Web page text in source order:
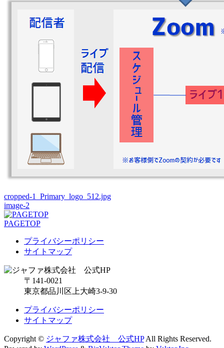
cropped-1_Primary_logo_512.jpg
image-2
PAGETOP
プライバシーポリシー
サイトマップ
〒141-0021
東京都品川区上大崎3-9-30
プライバシーポリシー
サイトマップ
Copyright © ジャファ株式会社 公式HPAll Rights Reserved.